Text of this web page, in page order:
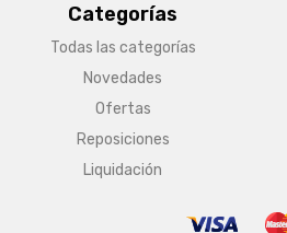
Categorías
Todas las categorías
Novedades
Ofertas
Reposiciones
Liquidación